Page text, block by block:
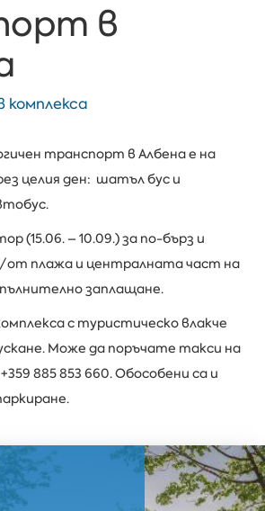
в
комплекса
транспорт в Албена е на
целия ден: шатъл бус и
(15.06. – 10.09.) за по-бърз и
от плажа и централната част на
заплащане.
с туристическо влакче
Може да поръчате такси на
885 853 660. Обособени са и